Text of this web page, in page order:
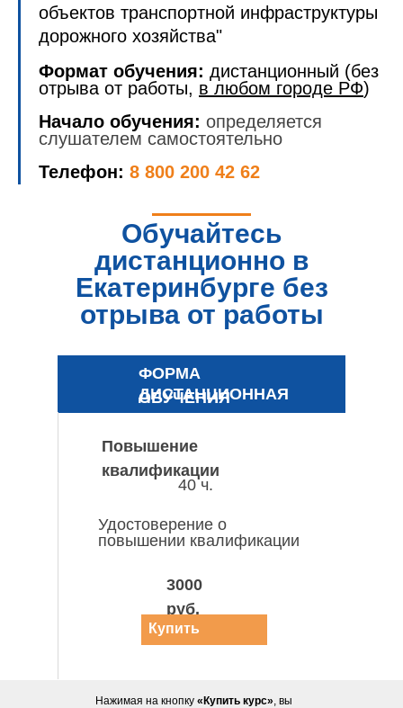
объектов транспортной инфраструктуры
дорожного хозяйства"
Формат обучения: дистанционный (без
отрыва от работы, в любом городе РФ)
Начало обучения: определяется
слушателем самостоятельно
Телефон: 8 800 200 42 62
Обучайтесь
дистанционно в
Екатеринбурге без
отрыва от работы
ФОРМА
ОБУЧЕНИЯ
ДИСТАНЦИОННАЯ
Повышение
квалификации
Удостоверение о
повышении квалификации
40 ч.
3000
руб.
Купить
курс
Нажимая на кнопку «Купить курс», вы